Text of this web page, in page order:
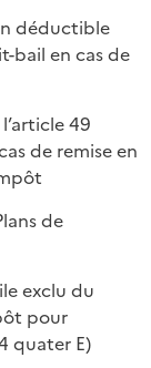
déductible
bail en cas de
49
de remise en
de
exclu du
pour
quater E)